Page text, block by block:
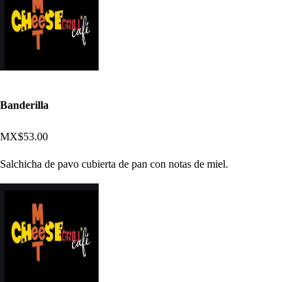
Banderilla
MX$53.00
Salchicha de pavo cubierta de pan con notas de miel.